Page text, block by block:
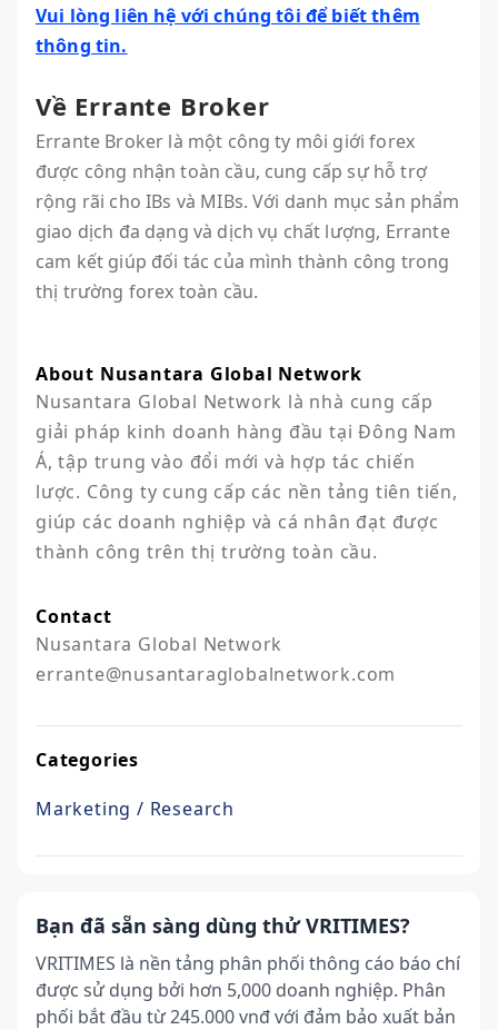
Vui lòng liên hệ với chúng tôi để biết thêm
thông tin.
Về Errante Broker
Errante Broker là một công ty môi giới forex
được công nhận toàn cầu, cung cấp sự hỗ trợ
rộng rãi cho IBs và MIBs. Với danh mục sản phẩm
giao dịch đa dạng và dịch vụ chất lượng, Errante
cam kết giúp đối tác của mình thành công trong
thị trường forex toàn cầu.
About Nusantara Global Network
Nusantara Global Network là nhà cung cấp
giải pháp kinh doanh hàng đầu tại Đông Nam
Á, tập trung vào đổi mới và hợp tác chiến
lược. Công ty cung cấp các nền tảng tiên tiến,
giúp các doanh nghiệp và cá nhân đạt được
thành công trên thị trường toàn cầu.
Contact
Nusantara Global Network
Categories
Marketing / Research
Bạn đã sẵn sàng dùng thử VRITIMES?
VRITIMES là nền tảng phân phối thông cáo báo chí
được sử dụng bởi hơn 5,000 doanh nghiệp. Phân
phối bắt đầu từ 245.000 vnđ với đảm bảo xuất bản